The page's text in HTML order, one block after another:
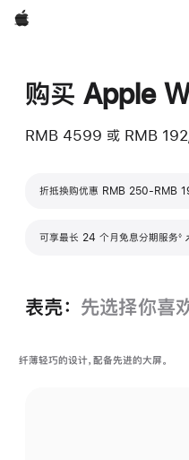
Apple
购买 Apple
RMB 4599 或 RMB
折抵换购优惠 RMB 250-RMB
可享最长 24 个月免息分期服务◊
(在新窗口中打开)
表壳： 先选择你喜
纤薄轻巧的设计，配备先进的大屏。